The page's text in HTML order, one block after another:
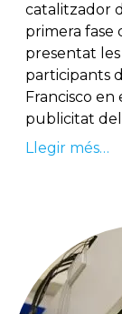
catalitzador
primera fase
presentat les
participants
Francisco
publicitat
Llegir més…